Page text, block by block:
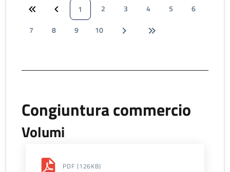
1 2 3 4 5
6
7
8 9 10
Congiuntura commercio
Volumi
PDF (126KB)